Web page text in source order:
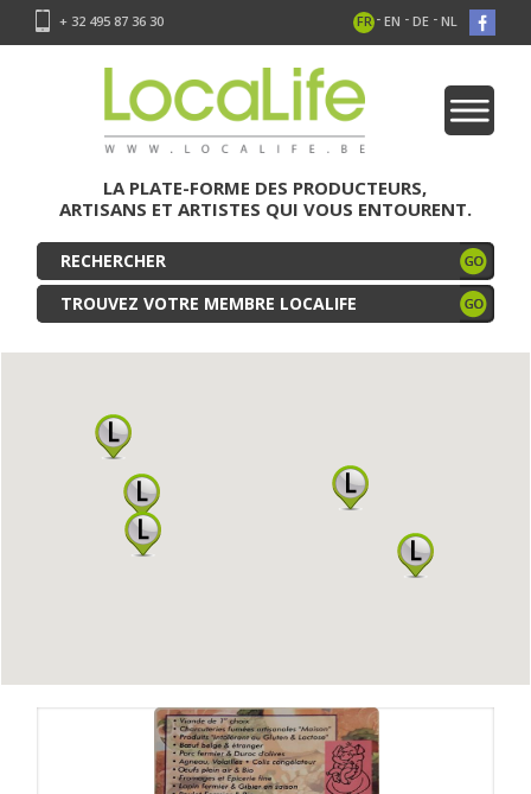
+ 32 495 87 36 30 FR - EN - DE - NL
LA PLATE-FORME DES PRODUCTEURS,
ARTISANS ET ARTISTES QUI VOUS ENTOURENT.
TROUVEZ VOTRE MEMBRE LOCALIFE